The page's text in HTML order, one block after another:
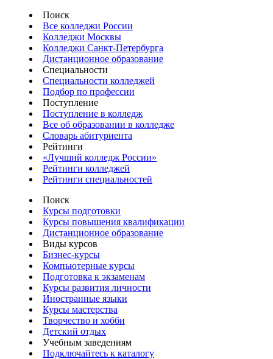
Поиск
Все колледжи России
Колледжи Москвы
Колледжи Санкт-Петербурга
Дистанционное образование
Специальности
Специальности колледжей
Подбор по профессии
Поступление
Поступление в колледж
Все об образовании в колледже
Словарь абитуриента
Рейтинги
«Лучший колледж России»
Рейтинги колледжей
Рейтинги специальностей
Поиск
Курсы подготовки
Курсы повышения квалификации
Дистанционное образование
Виды курсов
Бизнес-курсы
Компьютерные курсы
Подготовка к экзаменам
Курсы развития личности
Иностранные языки
Курсы мастерства
Творчество и хобби
Детский отдых
Учебным заведениям
Подключайтесь к каталогу